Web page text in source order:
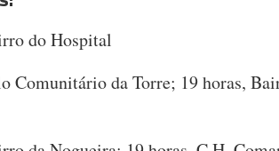
do Hospital
Comunitário da Torre; 19 horas,